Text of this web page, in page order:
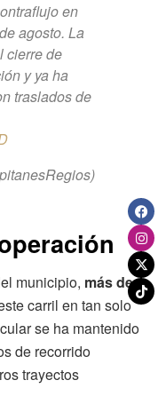
en
agosto. La
cierre de
y ya ha
traslados de
municipio, más de
carril en tan solo
se ha mantenido
de recorrido
trayectos